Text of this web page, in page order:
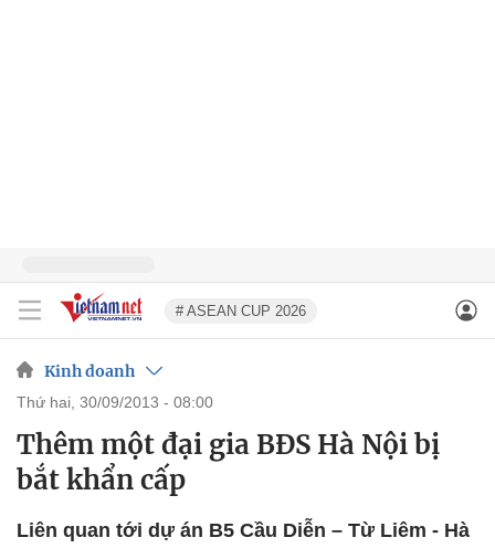
# ASEAN CUP 2026
Kinh doanh
thứ hai, 30/09/2013 - 08:00
Thêm một đại gia BĐS Hà Nội bị
bắt khẩn cấp
Liên quan tới dự án B5 Cầu Diễn – Từ Liêm - Hà